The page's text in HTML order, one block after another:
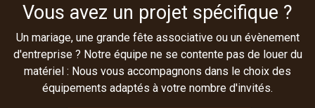
Vous avez un projet spécifique ?
Un mariage, une grande fête associative ou un évènement
d'entreprise ? Notre équipe ne se contente pas de louer du
matériel : Nous vous accompagnons dans le choix des
équipements adaptés à votre nombre d'invités.